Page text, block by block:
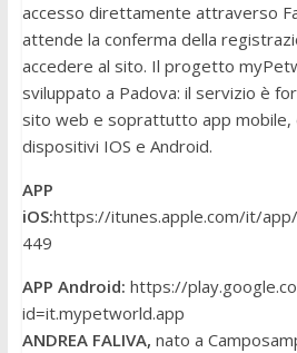
accesso direttamente attraverso
attende la conferma della
accedere al sito. Il progetto
sviluppato a Padova: il servizio è
sito web e soprattutto app mobile,
dispositivi IOS e Android.
APP
iOS:https://itunes.apple.com/it/
449
APP Android: https://
id=it.mypetworld.app
ANDREA FALIVA, nato a